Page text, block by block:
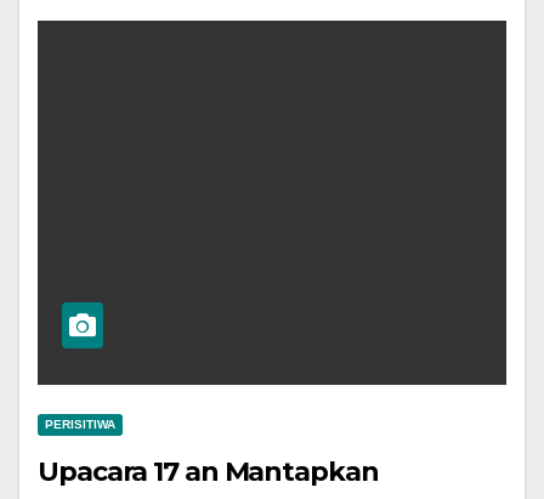
PERISITIWA
Upacara 17 an Mantapkan